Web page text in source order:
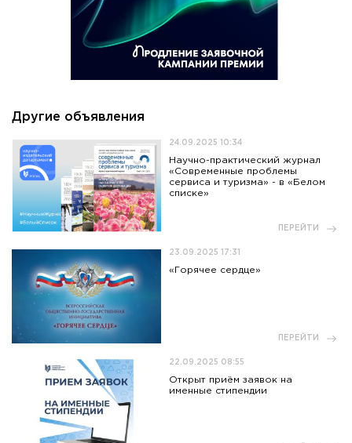
Другие объявления
24.09.2025 10:34
Научно-практический журнал
«Современные проблемы
сервиса и туризма» - в «Белом
списке»
ПЕРЕЙТИ
23.09.2025 17:31
«Горячее сердце»
ПЕРЕЙТИ
22.09.2025 08:55
Открыт приём заявок на
именные стипендии